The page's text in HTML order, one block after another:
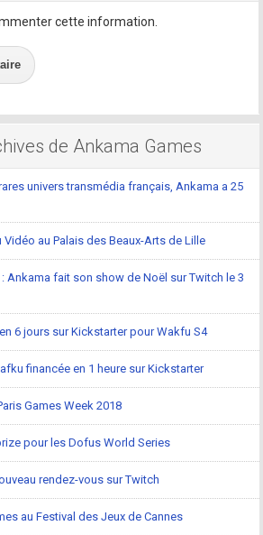
cette information.
de Ankama Games
univers transmédia français, Ankama a 25
Vidéo au Palais des Beaux-Arts de Lille
Ankama fait son show de Noël sur Twitch le 3
6 jours sur Kickstarter pour Wakfu S4
financée en 1 heure sur Kickstarter
Games Week 2018
pour les Dofus World Series
rendez-vous sur Twitch
au Festival des Jeux de Cannes